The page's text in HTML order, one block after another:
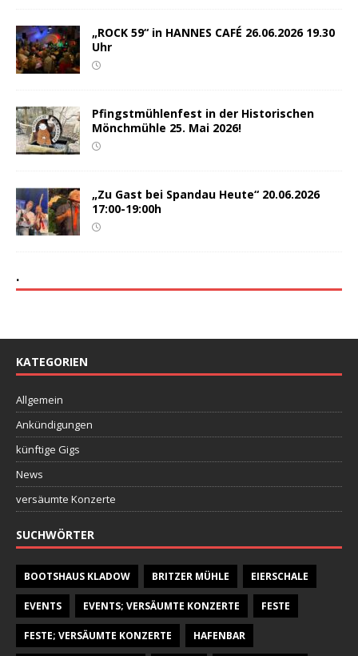
„ROCK 59“ in HANNES CAFÉ 26.06.2026 19.30
Uhr
Pfingstmühlenfest in der Historischen
Mönchmühle 25. Mai 2026!
„Zu Gast bei Spandau Heute“ 20.06.2026
17:00-19:00h
.
KATEGORIEN
Allgemein
Ankündigungen
künftige Gigs
News
versäumte Konzerte
SUCHWÖRTER
BOOTSHAUS KLADOW BRITZER MÜHLE EIERSCHALE
EVENTS EVENTS; VERSÄUMTE KONZERTE FESTE
FESTE; VERSÄUMTE KONZERTE HAFENBAR